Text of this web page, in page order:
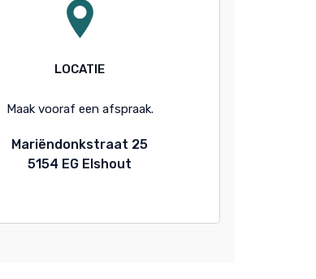
LOCATIE
Maak vooraf een afspraak.
Mariëndonkstraat 25
5154 EG Elshout